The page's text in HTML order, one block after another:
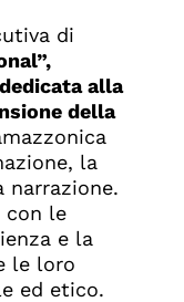
di
alla
della
la
narrazione.
con le
e la
le loro
ed etico.